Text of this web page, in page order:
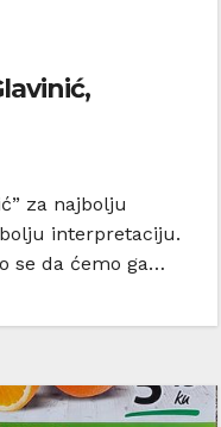
za najbolju
interpretaciju.
se da ćemo ga…